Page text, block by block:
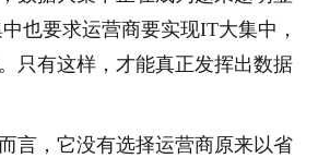
也要求运营商要实现IT大集中，
只有这样，才能真正发挥出数据
，它没有选择运营商原来以省